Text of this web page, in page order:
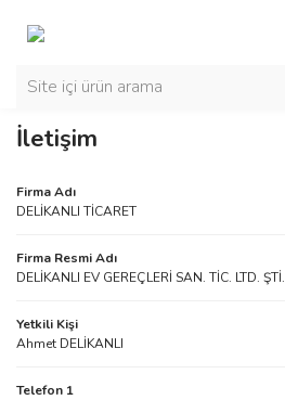
İletişim
Firma Adı
DELİKANLI TİCARET
Firma Resmi Adı
DELİKANLI EV GEREÇLERİ SAN. TİC. LTD. ŞTİ.
Yetkili Kişi
Ahmet DELİKANLI
Telefon 1